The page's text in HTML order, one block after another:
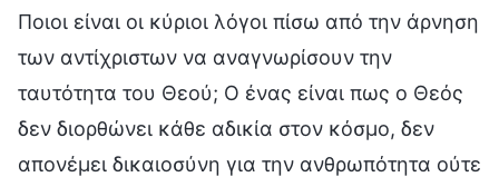
Ποιοι είναι οι κύριοι λόγοι πίσω από την άρνηση
των αντίχριστων να αναγνωρίσουν την
ταυτότητα του Θεού; Ο ένας είναι πως ο Θεός
δεν διορθώνει κάθε αδικία στον κόσμο, δεν
απονέμει δικαιοσύνη για την ανθρωπότητα ούτε